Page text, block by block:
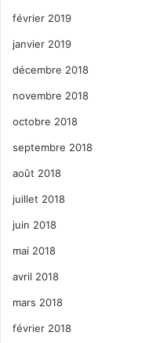
février 2019
janvier 2019
décembre 2018
novembre 2018
octobre 2018
septembre 2018
août 2018
juillet 2018
juin 2018
mai 2018
avril 2018
mars 2018
février 2018